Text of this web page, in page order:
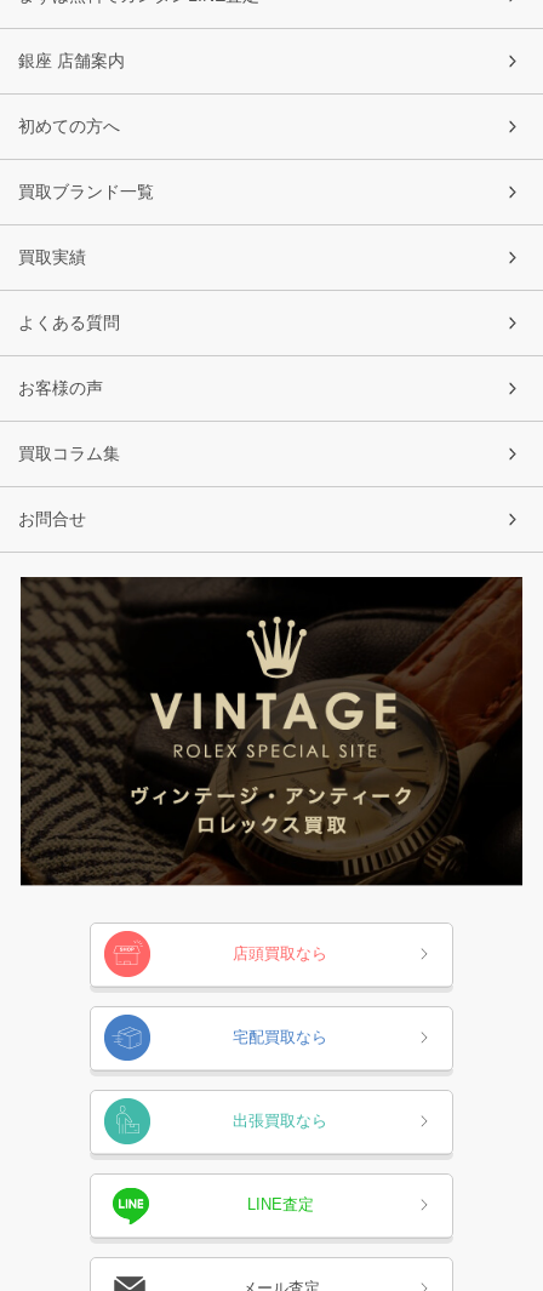
銀座 店舗案内
初めての方へ
買取ブランド一覧
買取実績
よくある質問
お客様の声
買取コラム集
お問合せ
店頭買取なら
宅配買取なら
出張買取なら
LINE査定